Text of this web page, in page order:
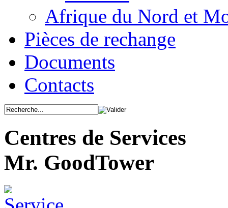
Afrique du Nord et
Pièces de rechange
Documents
Contacts
Centres de Services
Mr. GoodTower